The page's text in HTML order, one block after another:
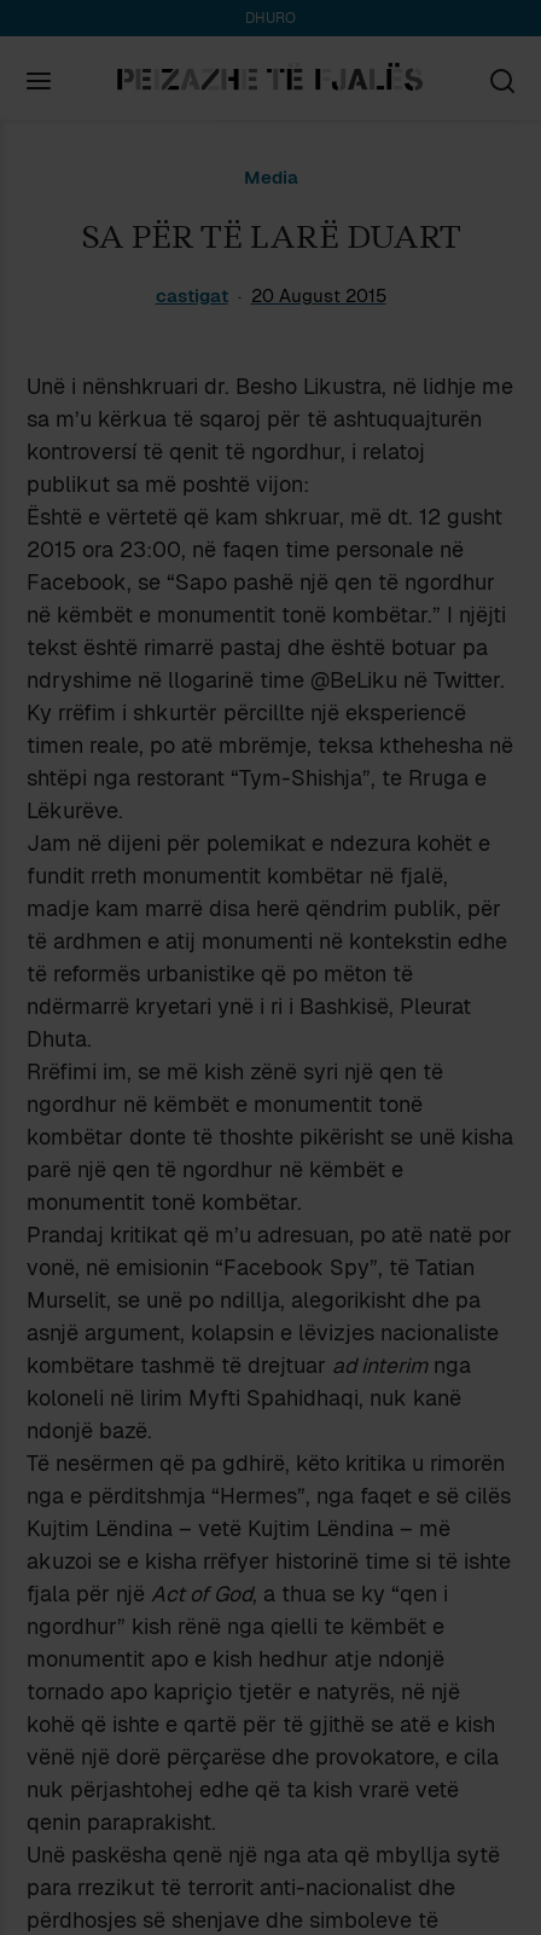
DHURO
Media
SA PËR TË LARË DUART
castigat 20 August 2015
Unë i nënshkruari dr. Besho Likustra, në lidhje me
sa m’u kërkua të sqaroj për të ashtuquajturën
kontroversí të qenit të ngordhur, i relatoj
publikut sa më poshtë vijon:
Është e vërtetë që kam shkruar, më dt. 12 gusht
2015 ora 23:00, në faqen time personale në
Facebook, se “Sapo pashë një qen të ngordhur
në këmbët e monumentit tonë kombëtar.” I njëjti
tekst është rimarrë pastaj dhe është botuar pa
ndryshime në llogarinë time @BeLiku në Twitter.
Ky rrëfim i shkurtër përcillte një eksperiencë
timen reale, po atë mbrëmje, teksa kthehesha në
shtëpi nga restorant “Tym-Shishja”, te Rruga e
Lëkurëve.
Jam në dijeni për polemikat e ndezura kohët e
fundit rreth monumentit kombëtar në fjalë,
madje kam marrë disa herë qëndrim publik, për
të ardhmen e atij monumenti në kontekstin edhe
të reformës urbanistike që po mëton të
ndërmarrë kryetari ynë i ri i Bashkisë, Pleurat
Dhuta.
Rrëfimi im, se më kish zënë syri një qen të
ngordhur në këmbët e monumentit tonë
kombëtar donte të thoshte pikërisht se unë kisha
parë një qen të ngordhur në këmbët e
monumentit tonë kombëtar.
Prandaj kritikat që m’u adresuan, po atë natë por
vonë, në emisionin “Facebook Spy”, të Tatian
Murselit, se unë po ndillja, alegorikisht dhe pa
asnjë argument, kolapsin e lëvizjes nacionaliste
kombëtare tashmë të drejtuar ad interimnga
koloneli në lirim Myfti Spahidhaqi, nuk kanë
ndonjë bazë.
Të nesërmen që pa gdhirë, këto kritika u rimorën
nga e përditshmja “Hermes”, nga faqet e së cilës
Kujtim Lëndina – vetë Kujtim Lëndina – më
akuzoi se e kisha rrëfyer historinë time si të ishte
fjala për një Act of God, a thua se ky “qen i
ngordhur” kish rënë nga qielli te këmbët e
monumentit apo e kish hedhur atje ndonjë
tornado apo kapriçio tjetër e natyrës, në një
kohë që ishte e qartë për të gjithë se atë e kish
vënë një dorë përçarëse dhe provokatore, e cila
nuk përjashtohej edhe që ta kish vrarë vetë
qenin paraprakisht.
Unë paskësha qenë një nga ata që mbyllja sytë
para rrezikut të terrorit anti-nacionalist dhe
përdhosjes së shenjave dhe simboleve të